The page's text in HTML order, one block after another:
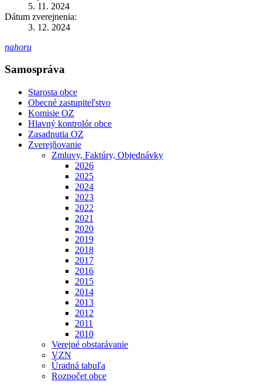
5. 11. 2024
Dátum zverejnenia:
3. 12. 2024
nahoru
Samospráva
Starosta obce
Obecné zastupiteľstvo
Komisie OZ
Hlavný kontrolór obce
Zasadnutia OZ
Zverejňovanie
Zmluvy, Faktúry, Objednávky
2026
2025
2024
2023
2022
2021
2020
2019
2018
2017
2016
2015
2014
2013
2012
2011
2010
Verejné obstarávanie
VZN
Úradná tabuľa
Rozpočet obce